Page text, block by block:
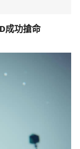
成功搶命